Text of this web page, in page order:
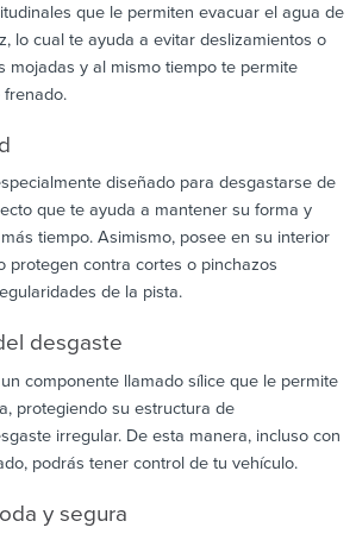
que le permiten evacuar el agua de
lo cual te ayuda a evitar deslizamientos o
mojadas y al mismo tiempo te permite
frenado.
diseñado para desgastarse de
que te ayuda a mantener su forma y
tiempo. Asimismo, posee en su interior
protegen contra cortes o pinchazos
de la pista.
desgaste
componente llamado sílice que le permite
protegiendo su estructura de
irregular. De esta manera, incluso con
podrás tener control de tu vehículo.
y segura